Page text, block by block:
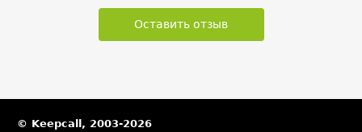
Оставить отзыв
© Keepcall, 2003-2026